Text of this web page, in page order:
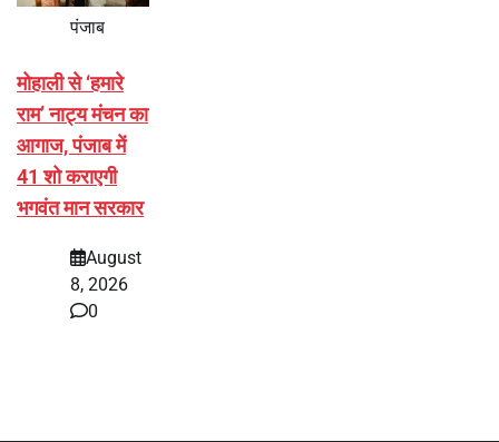
पंजाब
मोहाली से ‘हमारे
राम’ नाट्य मंचन का
आगाज, पंजाब में
41 शो कराएगी
भगवंत मान सरकार
August
8, 2026
0